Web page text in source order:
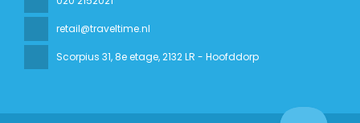
retail@traveltime.nl
Scorpius 31, 8e etage, 2132 LR - Hoofddorp